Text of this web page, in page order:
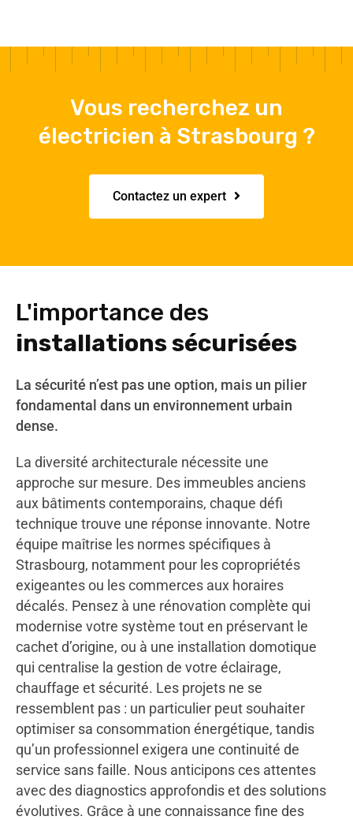
Vous recherchez un
électricien à Strasbourg ?
Contactez un expert
L'importance des
installations sécurisées
La sécurité n’est pas une option, mais un pilier
fondamental dans un environnement urbain
dense.
La diversité architecturale nécessite une
approche sur mesure. Des immeubles anciens
aux bâtiments contemporains, chaque défi
technique trouve une réponse innovante. Notre
équipe maîtrise les normes spécifiques à
Strasbourg, notamment pour les copropriétés
exigeantes ou les commerces aux horaires
décalés. Pensez à une rénovation complète qui
modernise votre système tout en préservant le
cachet d’origine, ou à une installation domotique
qui centralise la gestion de votre éclairage,
chauffage et sécurité. Les projets ne se
ressemblent pas : un particulier peut souhaiter
optimiser sa consommation énergétique, tandis
qu’un professionnel exigera une continuité de
service sans faille. Nous anticipons ces attentes
avec des diagnostics approfondis et des solutions
évolutives. Grâce à une connaissance fine des